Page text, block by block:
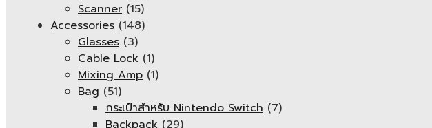
Scanner (15)
Accessories (148)
Glasses (3)
Cable Lock (1)
Mixing Amp (1)
Bag (51)
กระเป๋าสำหรับ Nintendo Switch (7)
Backpack (29)